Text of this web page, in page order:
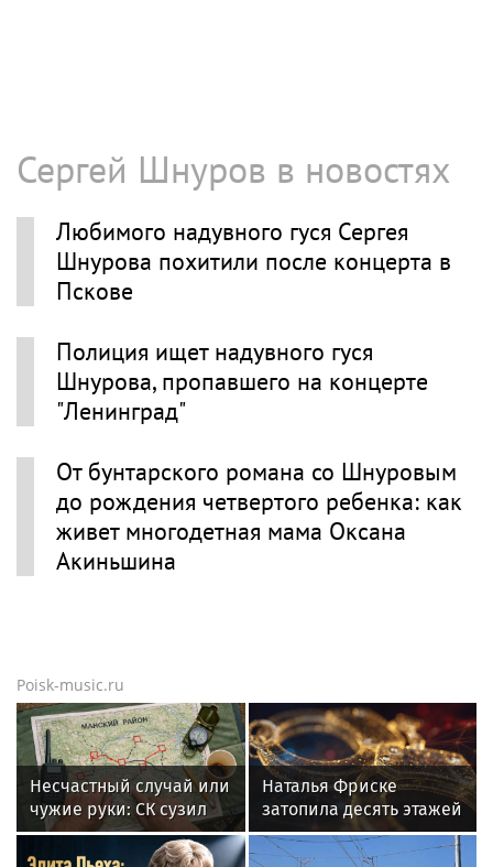
Сергей Шнуров в новостях
Любимого надувного гуся Сергея
Шнурова похитили после концерта в
Пскове
Полиция ищет надувного гуся
Шнурова, пропавшего на концерте
"Ленинград"
От бунтарского романа со Шнуровым
до рождения четвертого ребенка: как
живет многодетная мама Оксана
Акиньшина
Poisk-music.ru
Несчастный случай или
чужие руки: СК сузил
загадку Усольцевых до
двух версий
Наталья Фриске
затопила десять этажей
в Москве, соседи
подали в суд